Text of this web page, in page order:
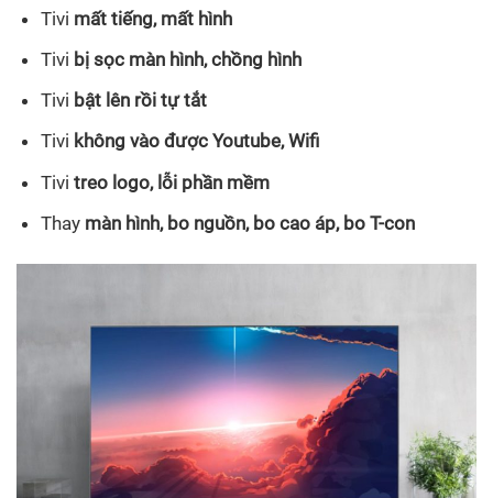
Tivi mất tiếng, mất hình
Tivi bị sọc màn hình, chồng hình
Tivi bật lên rồi tự tắt
Tivi không vào được Youtube, Wifi
Tivitreo logo, lỗi phần mềm
Thay màn hình, bo nguồn, bo cao áp, bo T-con